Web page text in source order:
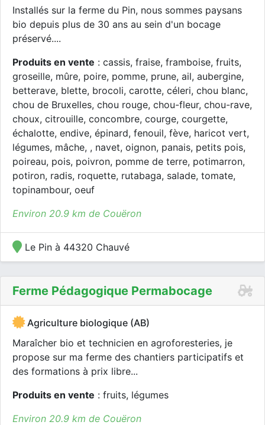
Installés sur la ferme du Pin, nous sommes paysans
bio depuis plus de 30 ans au sein d'un bocage
préservé....
Produits en vente : cassis, fraise, framboise, fruits,
groseille, mûre, poire, pomme, prune, ail, aubergine,
betterave, blette, brocoli, carotte, céleri, chou blanc,
chou de Bruxelles, chou rouge, chou-fleur, chou-rave,
choux, citrouille, concombre, courge, courgette,
échalotte, endive, épinard, fenouil, fève, haricot vert,
légumes, mâche, , navet, oignon, panais, petits pois,
poireau, pois, poivron, pomme de terre, potimarron,
potiron, radis, roquette, rutabaga, salade, tomate,
topinambour, oeuf
Environ 20.9 km de Couëron
Le Pin à 44320 Chauvé
Ferme Pédagogique Permabocage
Agriculture biologique (AB)
Maraîcher bio et technicien en agroforesteries, je
propose sur ma ferme des chantiers participatifs et
des formations à prix libre...
Produits en vente : fruits, légumes
Environ 20.9 km de Couëron